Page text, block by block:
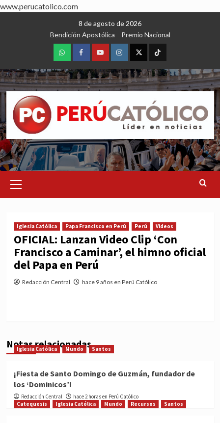
www.perucatolico.com
8 de agosto de 2026
Bendición Apostólica
Premio Nacional
WhatsAppFacebookYoutubeInstagram
X TikTok
Menu
Iglesia Católica Papa Francisco en Perú Perú Videos
OFICIAL: Lanzan Video Clip ‘Con
Francisco a Caminar’, el himno oficial
del Papa en Perú
Redacción Central hace 9 años en Perú Católico
Notas relacionadas
Iglesia Católica Mundo Santos
¡Fiesta de Santo Domingo de Guzmán, fundador de
los ‘Dominicos’!
Redacción Central
hace 2 horas en Perú Católico
Catequesis
Iglesia Católica Mundo Recursos Santos